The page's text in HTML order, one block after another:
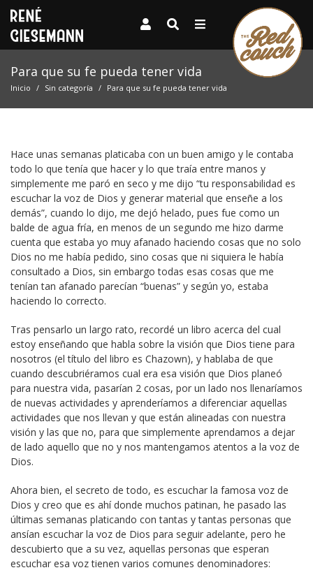
Para que su fe pueda tener vida
Inicio Sin categoría Para que su fe pueda tener vida
Hace unas semanas platicaba con un buen amigo y le contaba
todo lo que tenía que hacer y lo que traía entre manos y
simplemente me paró en seco y me dijo “tu responsabilidad es
escuchar la voz de Dios y generar material que enseñe a los
demás”, cuando lo dijo, me dejó helado, pues fue como un
balde de agua fría, en menos de un segundo me hizo darme
cuenta que estaba yo muy afanado haciendo cosas que no solo
Dios no me había pedido, sino cosas que ni siquiera le había
consultado a Dios, sin embargo todas esas cosas que me
tenían tan afanado parecían “buenas” y según yo, estaba
haciendo lo correcto.
Tras pensarlo un largo rato, recordé un libro acerca del cual
estoy enseñando que habla sobre la visión que Dios tiene para
nosotros (el título del libro es Chazown), y hablaba de que
cuando descubriéramos cual era esa visión que Dios planeó
para nuestra vida, pasarían 2 cosas, por un lado nos llenaríamos
de nuevas actividades y aprenderíamos a diferenciar aquellas
actividades que nos llevan y que están alineadas con nuestra
visión y las que no, para que simplemente aprendamos a dejar
de lado aquello que no y nos mantengamos atentos a la voz de
Dios.
Ahora bien, el secreto de todo, es escuchar la famosa voz de
Dios y creo que es ahí donde muchos patinan, he pasado las
últimas semanas platicando con tantas y tantas personas que
ansían escuchar la voz de Dios para seguir adelante, pero he
descubierto que a su vez, aquellas personas que esperan
escuchar esa voz tienen varios comunes denominadores: